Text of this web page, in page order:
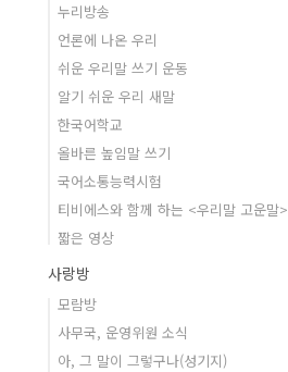
누리방송
언론에 나온 우리
쉬운 우리말 쓰기 운동
알기 쉬운 우리 새말
한국어학교
올바른 높임말 쓰기
국어소통능력시험
티비에스와 함께 하는 <우리말 고운말>
짧은 영상
사랑방
모람방
사무국, 운영위원 소식
아, 그 말이 그렇구나(성기지)